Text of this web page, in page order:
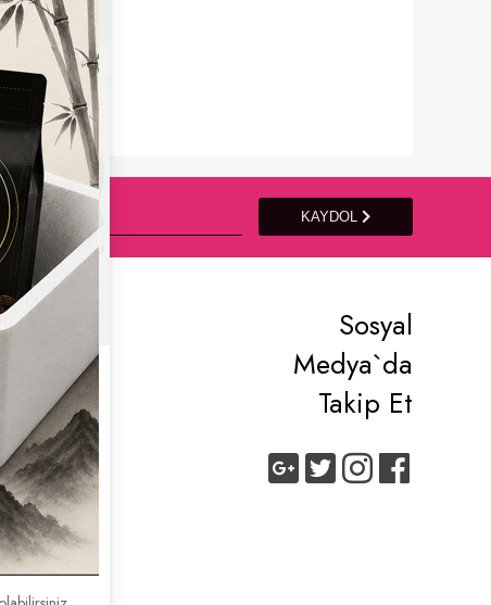
KAYDOL
İşlemleri
Girişi
Sosyal
Medya`da
Takip Et